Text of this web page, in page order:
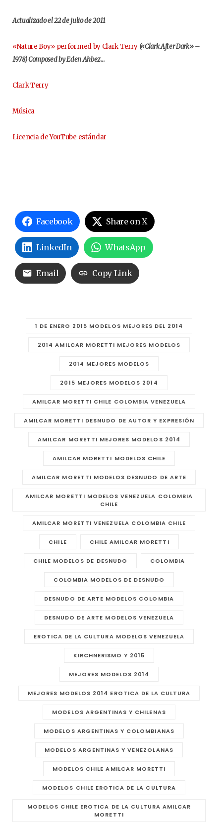
Actualizado el 22 de julio de 2011
«Nature Boy» performed by Clark Terry («Clark After Dark» –
1978) Composed by Eden Ahbez…
Clark Terry
Música
Licencia de YouTube estándar
Facebook Share on X
LinkedIn WhatsApp
Email Copy Link
1 DE ENERO 2015 MODELOS MEJORES DEL 2014
2014 AMILCAR MORETTI MEJORES MODELOS
2014 MEJORES MODELOS
2015 MEJORES MODELOS 2014
AMILCAR MORETTI CHILE COLOMBIA VENEZUELA
AMILCAR MORETTI DESNUDO DE AUTOR Y EXPRESIÓN
AMILCAR MORETTI MEJORES MODELOS 2014
AMILCAR MORETTI MODELOS CHILE
AMILCAR MORETTI MODELOS DESNUDO DE ARTE
AMILCAR MORETTI MODELOS VENEZUELA COLOMBIA
CHILE
AMILCAR MORETTI VENEZUELA COLOMBIA CHILE
CHILE CHILE AMILCAR MORETTI
CHILE MODELOS DE DESNUDO COLOMBIA
COLOMBIA MODELOS DE DESNUDO
DESNUDO DE ARTE MODELOS COLOMBIA
DESNUDO DE ARTE MODELOS VENEZUELA
EROTICA DE LA CULTURA MODELOS VENEZUELA
KIRCHNERISMO Y 2015
MEJORES MODELOS 2014
MEJORES MODELOS 2014 EROTICA DE LA CULTURA
MODELOS ARGENTINAS Y CHILENAS
MODELOS ARGENTINAS Y COLOMBIANAS
MODELOS ARGENTINAS Y VENEZOLANAS
MODELOS CHILE AMILCAR MORETTI
MODELOS CHILE EROTICA DE LA CULTURA
MODELOS CHILE EROTICA DE LA CULTURA AMILCAR
MORETTI